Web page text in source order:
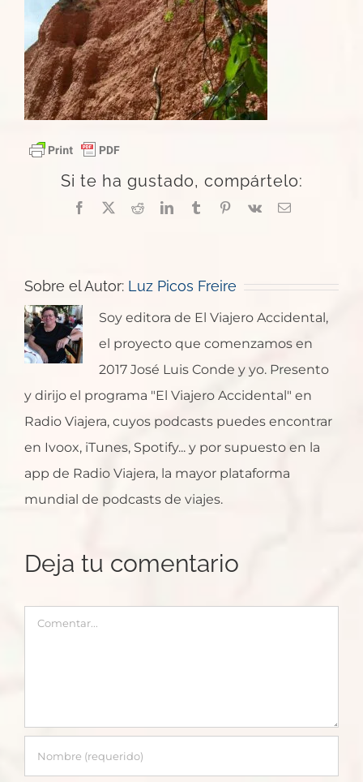
Si te ha gustado, compártelo:
Facebook
X RedditLinkedInTumblrPinterest
Vk
Correo
Sobre el Autor: Luz Picos Freire
Soy editora de El Viajero Accidental,
el proyecto que comenzamos en
2017 José Luis Conde y yo. Presento
y dirijo el programa "El Viajero Accidental" en
Radio Viajera, cuyos podcasts puedes encontrar
en Ivoox, iTunes, Spotify... y por supuesto en la
app de Radio Viajera, la mayor plataforma
mundial de podcasts de viajes.
Deja tu comentario
Comentar